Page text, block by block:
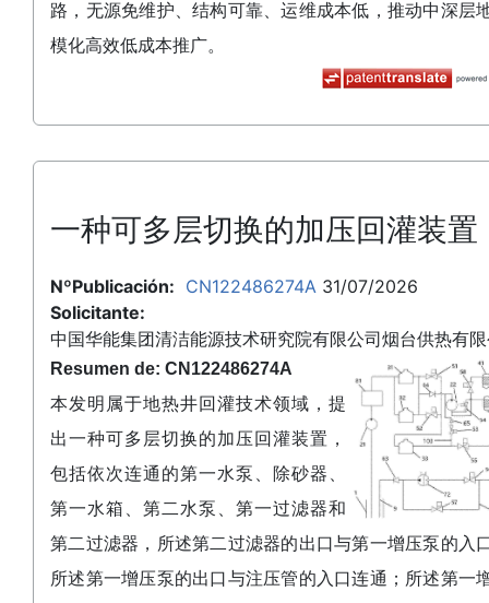
路，无源免维护、结构可靠、运维成本低，推动中深层
模化高效低成本推广。
一种可多层切换的加压回灌装置
NºPublicación: CN122486274A 31/07/2026
Solicitante:
中国华能集团清洁能源技术研究院有限公司烟台供热有
Resumen de: CN122486274A
本发明属于地热井回灌技术领域，提
出一种可多层切换的加压回灌装置，
包括依次连通的第一水泵、除砂器、
第一水箱、第二水泵、第一过滤器和
第二过滤器，所述第二过滤器的出口与第一增压泵的入
所述第一增压泵的出口与注压管的入口连通；所述第一